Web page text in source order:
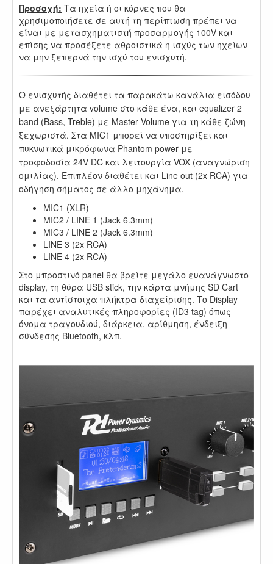
Προσοχή: Τα ηχεία ή οι κόρνες που θα
χρησιμοποιήσετε σε αυτή τη περίπτωση πρέπει να
είναι με μετασχηματιστή προσαρμογής 100V και
επίσης να προσέξετε αθροιστικά η ισχύς των ηχείων
να μην ξεπερνά την ισχύ του ενισχυτή.
Ο ενισχυτής διαθέτει τα παρακάτω κανάλια εισόδου
με ανεξάρτητα volume στο κάθε ένα, και equalizer 2
band (Bass, Treble) με Master Volume για τη κάθε ζώνη
ξεχωριστά. Στα MIC1 μπορεί να υποστηρίξει και
πυκνωτικά μικρόφωνα Phantom power με
τροφοδοσία 24V DC και λειτουργία VOX (αναγνώριση
ομιλίας). Επιπλέον διαθέτει και Line out (2x RCA) για
οδήγηση σήματος σε άλλο μηχάνημα.
MIC1 (XLR)
MIC2 / LINE 1 (Jack 6.3mm)
MIC3 / LINE 2 (Jack 6.3mm)
LINE 3 (2x RCA)
LINE 4 (2x RCA)
Στο μπροστινό panel θα βρείτε μεγάλο ευανάγνωστο
display, τη θύρα USB stick, την κάρτα μνήμης SD Cart
και τα αντίστοιχα πλήκτρα διαχείρισης. Το Display
παρέχει αναλυτικές πληροφορίες (ID3 tag) όπως
όνομα τραγουδιού, διάρκεια, αρίθμηση, ένδειξη
σύνδεσης Bluetooth, κλπ.